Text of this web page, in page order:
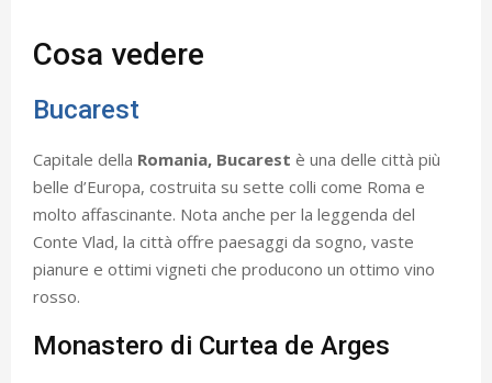
Cosa vedere
Bucarest
Capitale della Romania, Bucarest è una delle città più
belle d’Europa, costruita su sette colli come Roma e
molto affascinante. Nota anche per la leggenda del
Conte Vlad, la città offre paesaggi da sogno, vaste
pianure e ottimi vigneti che producono un ottimo vino
rosso.
Monastero di Curtea de Arges